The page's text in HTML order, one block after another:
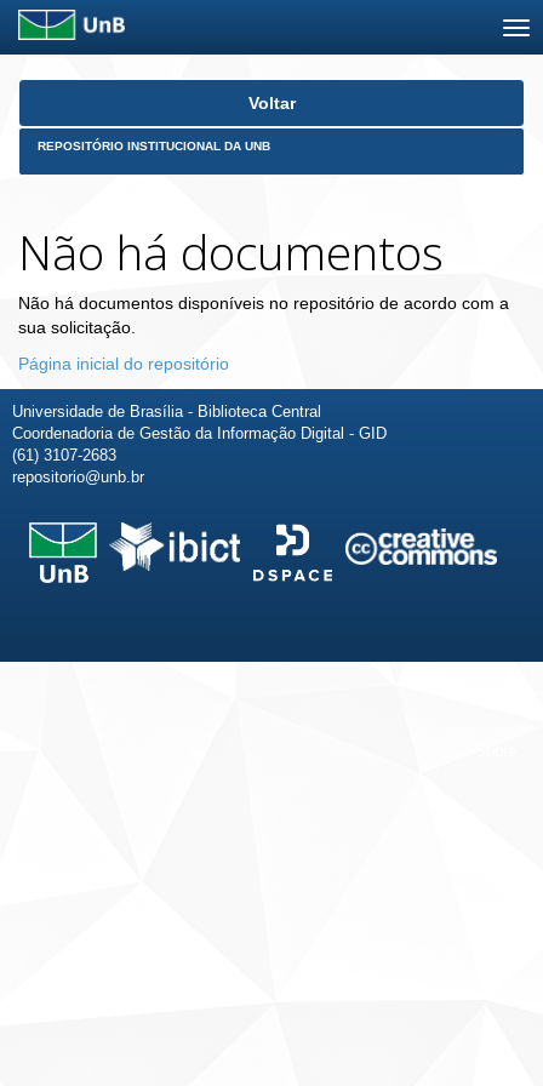
Skip
Voltar
REPOSITÓRIO INSTITUCIONAL DA UNB
Não há documentos
Não há documentos disponíveis no repositório de acordo com a
sua solicitação.
Página inicial do repositório
Universidade de Brasília - Biblioteca Central
Coordenadoria de Gestão da Informação Digital - GID
(61) 3107-2683
repositorio@unb.br